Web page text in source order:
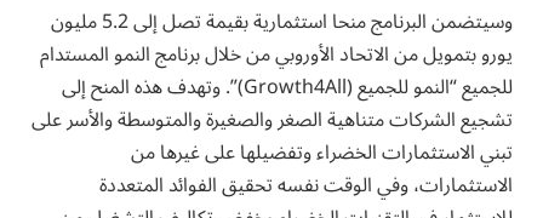
وسيتضمن البرنامج منحا استثمارية بقيمة تصل إلى 5.2 مليون
يورو بتمويل من الاتحاد الأوروبي من خلال برنامج النمو المستدام
للجميع “النمو للجميع (Growth4All)”. وتهدف هذه المنح إلى
تشجيع الشركات متناهية الصغر والصغيرة والمتوسطة والأسر على
تبني الاستثمارات الخضراء وتفضيلها على غيرها من
الاستثمارات، وفي الوقت نفسه تحقيق الفوائد المتعددة